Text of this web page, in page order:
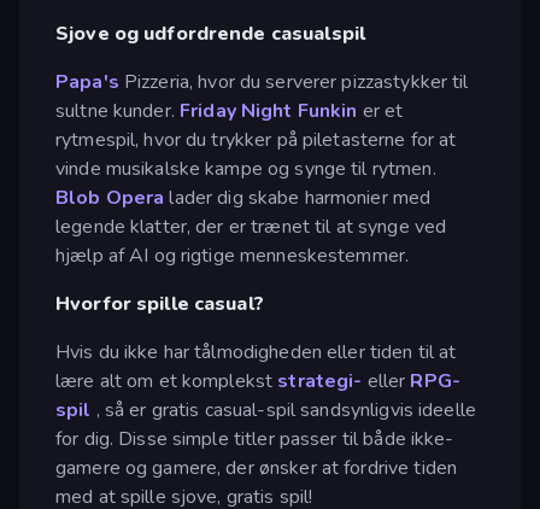
Sjove og udfordrende casualspil
Papa's Pizzeria, hvor du serverer pizzastykker til
sultne kunder. Friday Night Funkin er et
rytmespil, hvor du trykker på piletasterne for at
vinde musikalske kampe og synge til rytmen.
Blob Opera lader dig skabe harmonier med
legende klatter, der er trænet til at synge ved
hjælp af AI og rigtige menneskestemmer.
Hvorfor spille casual?
Hvis du ikke har tålmodigheden eller tiden til at
lære alt om et komplekst strategi- eller RPG-
spil , så er gratis casual-spil sandsynligvis ideelle
for dig. Disse simple titler passer til både ikke-
gamere og gamere, der ønsker at fordrive tiden
med at spille sjove, gratis spil!